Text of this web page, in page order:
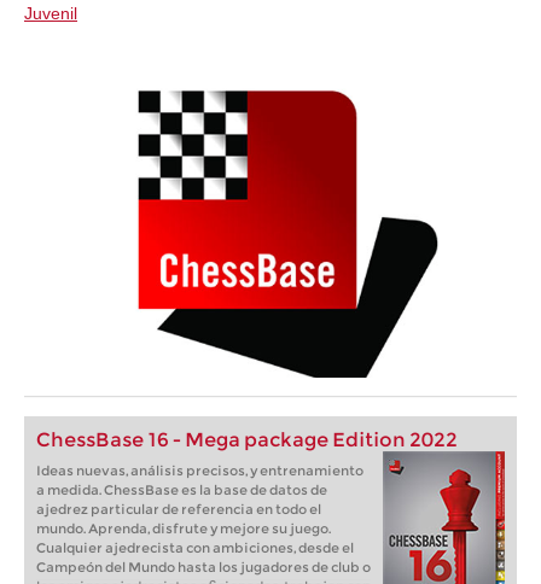
Juvenil
ChessBase 16 - Mega package Edition 2022
Ideas nuevas, análisis precisos, y entrenamiento
a medida. ChessBase es la base de datos de
ajedrez particular de referencia en todo el
mundo. Aprenda, disfrute y mejore su juego.
Cualquier ajedrecista con ambiciones, desde el
Campeón del Mundo hasta los jugadores de club o